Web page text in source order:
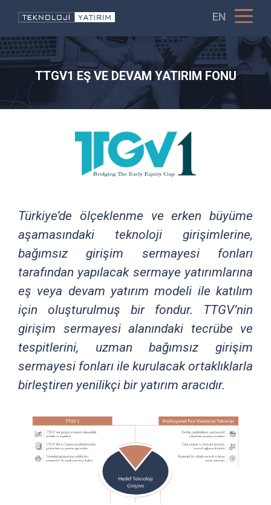
EN
TTGV1 EŞ VE DEVAM YATIRIM FONU
Türkiye’de ölçeklenme ve erken büyüme
aşamasındaki teknoloji girişimlerine,
bağımsız girişim sermayesi fonları
tarafından yapılacak sermaye yatırımlarına
eş veya devam yatırım modeli ile katılım
için oluşturulmuş bir fondur. TTGV’nin
girişim sermayesi alanındaki tecrübe ve
tespitlerini, uzman bağımsız girişim
sermayesi fonları ile kurulacak ortaklıklarla
birleştiren yenilikçi bir yatırım aracıdır.